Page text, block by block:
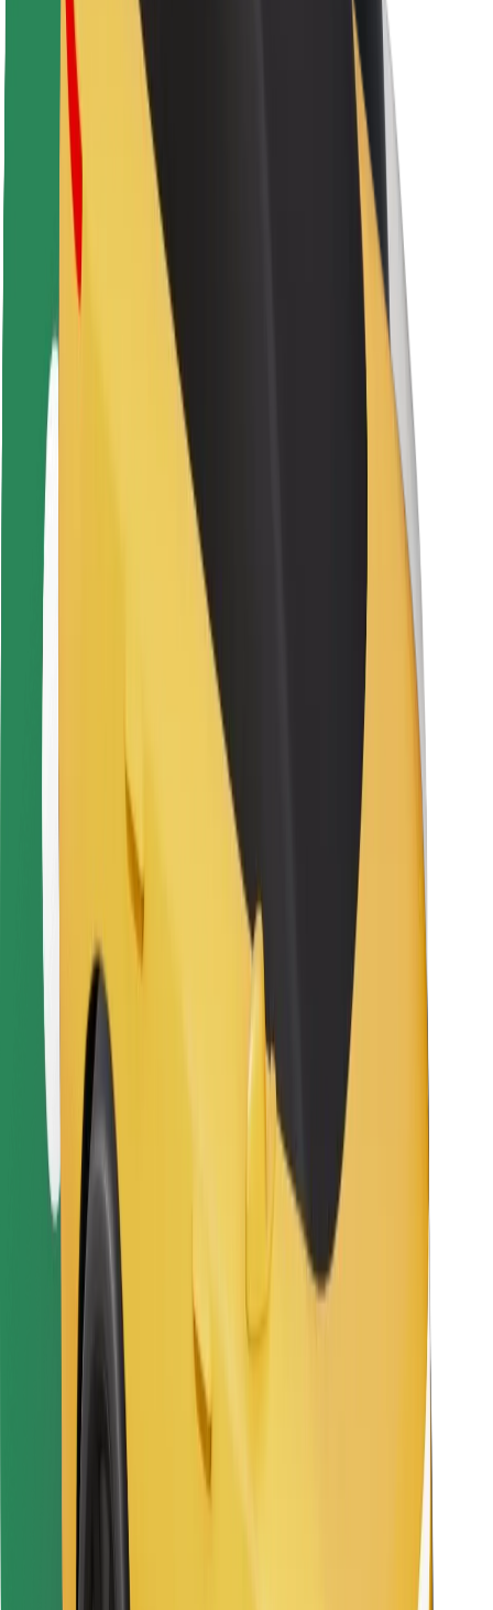
Sürücü təhlükəsizliyi
Skuter təhlükəsizliyi
Təhlükəsizlik Laboratoriyası
Şəhərlər
Məkanlar
Şəhər mühiti üçün həllər
Hava limanları
Bolt enerji doldurma stansiyaları
Sərnişinlər üçün
Sürücülər üçün
Kuryerlər üçün
Avtopark sahibləri üçün
Restoranlar üçün
Biznes üçün Bolt
Qaydalar və Şərtlər
Kukilər
Təhlükəsizlik
Dəqiqələr ərzində gediş əldə et!
Bolt tətbiqini endir
Sevdiyiniz yeməyi tapın!
Bolt Food tətbiqini endir